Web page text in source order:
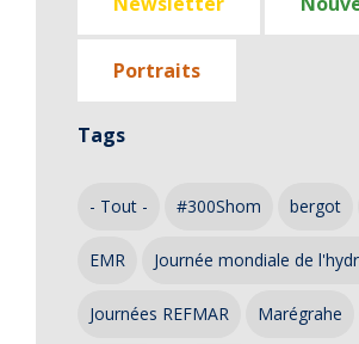
Portraits
Tags
- Tout - #300Shom bergot
EMR Journée mondiale de
Journées REFMAR Marégrahe